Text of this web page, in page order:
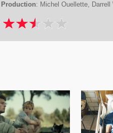
Production: Michel Ouellette,